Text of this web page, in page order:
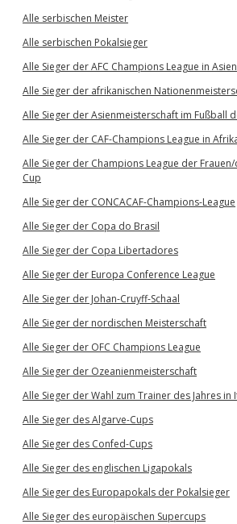
Alle serbischen Meister
Alle serbischen Pokalsieger
Alle Sieger der AFC Champions League in Asien
Alle Sieger der afrikanischen
Alle Sieger der Asienmeisterschaft im Fußball
Alle Sieger der CAF-Champions League in
Alle Sieger der Champions League der Frauen/
Cup
Alle Sieger der CONCACAF-Champions-League
Alle Sieger der Copa do Brasil
Alle Sieger der Copa Libertadores
Alle Sieger der Europa Conference League
Alle Sieger der Johan-Cruyff-Schaal
Alle Sieger der nordischen Meisterschaft
Alle Sieger der OFC Champions League
Alle Sieger der Ozeanienmeisterschaft
Alle Sieger der Wahl zum Trainer des Jahres in
Alle Sieger des Algarve-Cups
Alle Sieger des Confed-Cups
Alle Sieger des englischen Ligapokals
Alle Sieger des Europapokals der Pokalsieger
Alle Sieger des europäischen Supercups